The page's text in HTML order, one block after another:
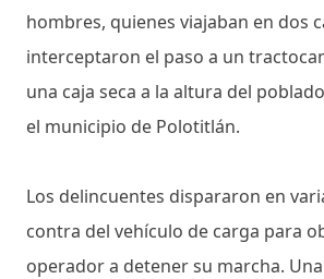
hombres, quienes viajaban en dos
interceptaron el paso a un
una caja seca a la altura del
el municipio de Polotitlán.
Los delincuentes dispararon en
contra del vehículo de carga para
operador a detener su marcha.